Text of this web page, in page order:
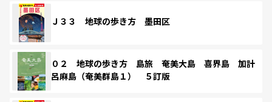
Ｊ３３ 地球の歩き方 墨田区
０２ 地球の歩き方 島旅 奄美大島 喜界島 加計
呂麻島（奄美群島１） ５訂版